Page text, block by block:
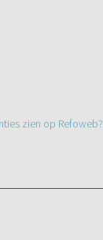
zien op Refoweb?